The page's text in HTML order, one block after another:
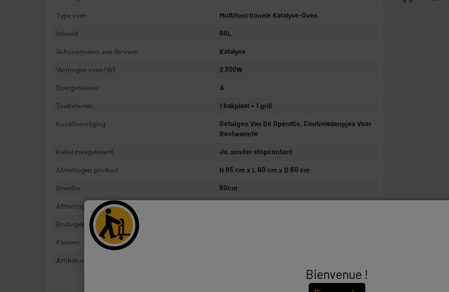
Type oven Multifunctionele Katalyse-Oven
Inhoud 65L
Schoonmaken van de oven Katalyse
Vermogen oven (W) 2 300W
Energieklasse A
Toebehoren. 1 bakplaat + 1 grill
Kookbeveiliging
Getuigen Van De Operatie, Controlelampjes Voor
Restwarmte
Kabel meegeleverd Ja, zonder stopcontact
Afmetingen product H 85 cm x L 60 cm x D 60 cm
Breedte 60cm
Afmetingen pakje
Brutogewicht
Kleuren
Artikelcode
Bienvenue !